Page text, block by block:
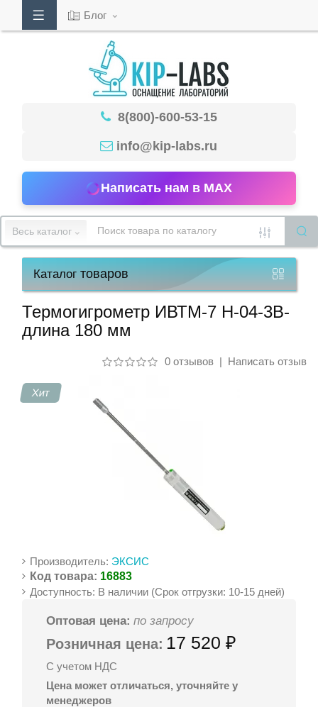
53-
15
работы
Блог
8(800)-600-53-15
info@kip-labs.ru
Написать нам в MAX
Весь каталог
Каталогтоваров
Термогигрометр ИВТМ-7 Н-04-3В-
длина 180 мм
0 отзывов| Написать отзыв
Хит
Производитель: ЭКСИС
Код товара: 16883
Доступность: В наличии (Срок отгрузки: 10-15 дней)
Оптовая цена: по запросу
Розничная цена: 17 520 ₽
С учетом НДС
Цена может отличаться, уточняйте у
менеджеров